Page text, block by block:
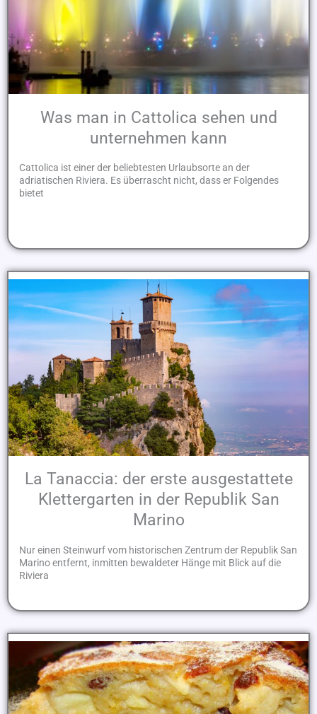
Was man in Cattolica sehen und
unternehmen kann
Cattolica ist einer der beliebtesten Urlaubsorte an der
adriatischen Riviera. Es überrascht nicht, dass er Folgendes
bietet
La Tanaccia: der erste ausgestattete
Klettergarten in der Republik San
Marino
Nur einen Steinwurf vom historischen Zentrum der Republik San
Marino entfernt, inmitten bewaldeter Hänge mit Blick auf die
Riviera